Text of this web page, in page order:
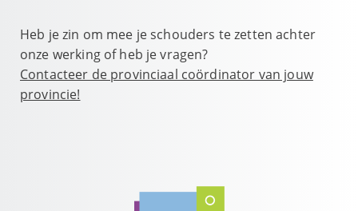
Heb je zin om mee je schouders te zetten achter
onze werking of heb je vragen?
Contacteer de provinciaal coördinator van jouw
provincie!